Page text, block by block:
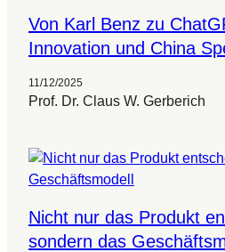
Von Karl Benz zu
Innovation und China
11/12/2025
Prof. Dr. Claus W. Gerberich
Nicht nur das Produkt
sondern das